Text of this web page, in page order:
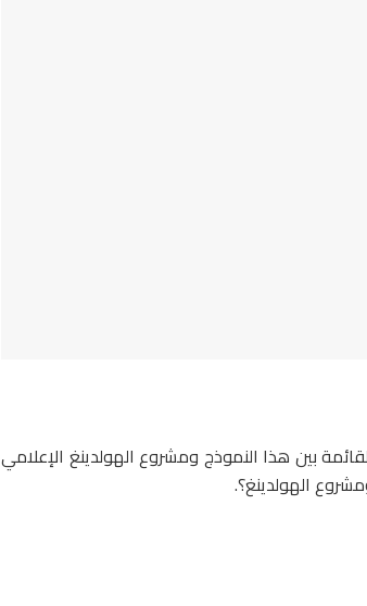
بين هذا النموذج ومشروع الهولدينغ الإعلامي
الهولدينغ؟.